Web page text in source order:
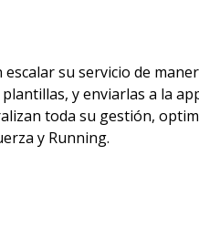
su servicio de
y enviarlas a la
toda su gestión,
y Running.